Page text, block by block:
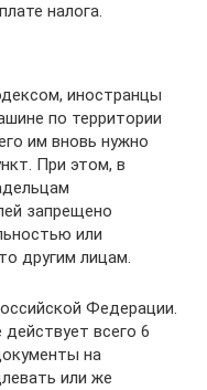
налога.
иностранцы
по территории
им вновь нужно
При этом, в
запрещено
или
другим лицам.
Федерации.
всего 6
на
или же